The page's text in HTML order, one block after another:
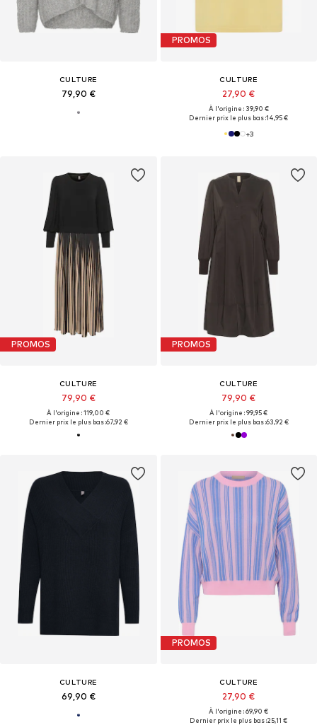
CULTURE
79,90 €
PROMOS
CULTURE
27,90 €
À l'origine : 39,90 €
Dernier prix le plus bas :14,95 €
+3
PROMOS
CULTURE
79,90 €
À l'origine : 119,00 €
Dernier prix le plus bas :67,92 €
PROMOS
CULTURE
79,90 €
À l'origine : 99,95 €
Dernier prix le plus bas :63,92 €
CULTURE
69,90 €
PROMOS
CULTURE
27,90 €
À l'origine : 69,90 €
Dernier prix le plus bas :25,11 €